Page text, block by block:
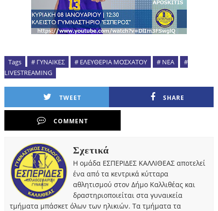
Tags # ΓΥΝΑΙΚΕΣ # ΕΛΕΥΘΕΡΙΑ ΜΟΣΧΑΤΟΥ # ΝΕΑ
#
LIVESTREAMING
TWEET SHARE
COMMENT
Σχετικά
Η ομάδα ΕΣΠΕΡΙΔΕΣ ΚΑΛΛΙΘΕΑΣ αποτελεί
ένα από τα κεντρικά κύτταρα
αθλητισμού στον Δήμο Καλλιθέας και
δραστηριοποιείται στα γυναικεία
τμήματα μπάσκετ όλων των ηλικιών. Τα τμήματα τα